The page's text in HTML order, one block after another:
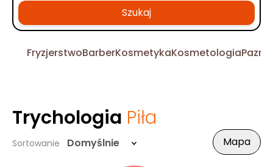
Szukaj
FryzjerstwoBarberKosmetykaKosmetologia
Trychologia Piła
Sortowanie Domyślnie Mapa